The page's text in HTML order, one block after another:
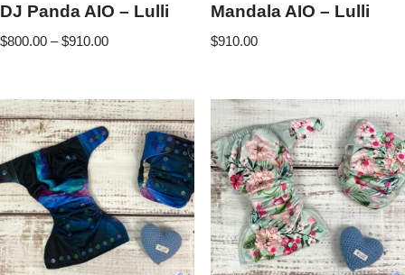
DJ Panda AIO – Lulli
$800.00 – $910.00
Mandala AIO – Lulli
$910.00